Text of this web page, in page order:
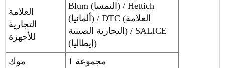
العلامة
التجارية
للأجهزة
Blum (النمسا) / Hettich
(ألمانيا) / DTC (العلامة
التجارية الصينية) / SALICE
(إيطاليا)
موك
1 مجموعة